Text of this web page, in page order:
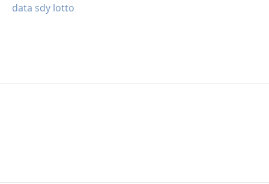
data sdy lotto